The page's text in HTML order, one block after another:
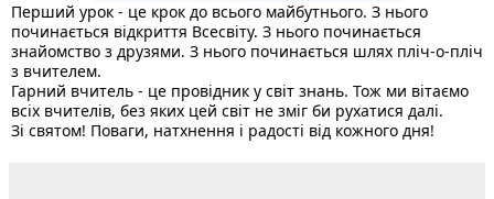
Перший урок - це крок до всього майбутнього. З нього
починається відкриття Всесвіту. З нього починається
знайомство з друзями. З нього починається шлях пліч-о-пліч
з вчителем.
Гарний вчитель - це провідник у світ знань. Тож ми вітаємо
всіх вчителів, без яких цей світ не зміг би рухатися далі.
Зі святом! Поваги, натхнення і радості від кожного дня!